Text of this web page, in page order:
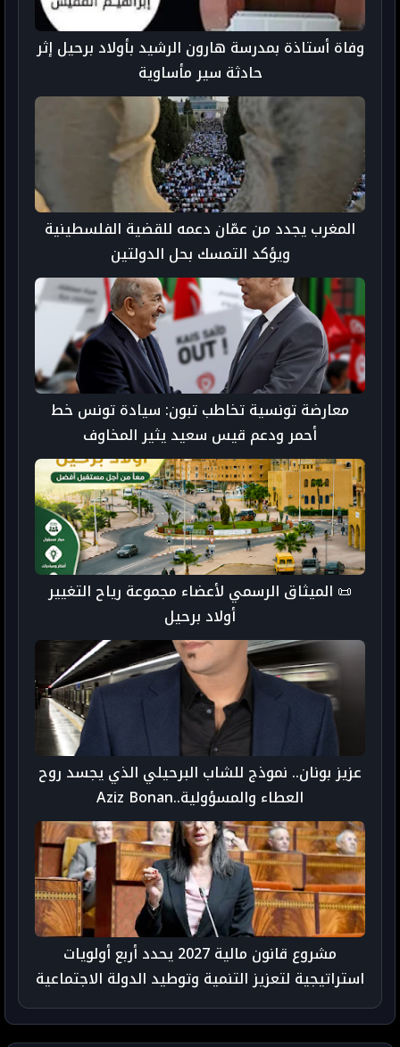
وفاة أستاذة بمدرسة هارون الرشيد بأولاد برحيل إثر
حادثة سير مأساوية
المغرب يجدد من عمّان دعمه للقضية الفلسطينية
ويؤكد التمسك بحل الدولتين
معارضة تونسية تخاطب تبون: سيادة تونس خط
أحمر ودعم قيس سعيد يثير المخاوف
📜 الميثاق الرسمي لأعضاء مجموعة رياح التغيير
أولاد برحيل
عزيز بونان.. نموذج للشاب البرحيلي الذي يجسد روح
العطاء والمسؤولية..Aziz Bonan
مشروع قانون مالية 2027 يحدد أربع أولويات
استراتيجية لتعزيز التنمية وتوطيد الدولة الاجتماعية